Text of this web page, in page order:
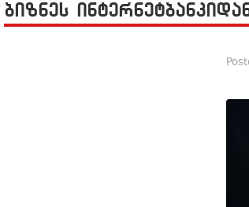
ბიზნეს